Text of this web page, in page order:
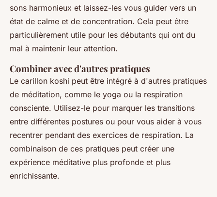
sons harmonieux et laissez-les vous guider vers un
état de calme et de concentration. Cela peut être
particulièrement utile pour les débutants qui ont du
mal à maintenir leur attention.
Combiner avec d'autres pratiques
Le carillon koshi peut être intégré à d'autres pratiques
de méditation, comme le yoga ou la respiration
consciente. Utilisez-le pour marquer les transitions
entre différentes postures ou pour vous aider à vous
recentrer pendant des exercices de respiration. La
combinaison de ces pratiques peut créer une
expérience méditative plus profonde et plus
enrichissante.